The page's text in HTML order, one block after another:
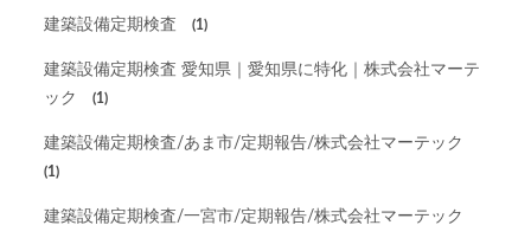
建築設備定期検査 (1)
建築設備定期検査 愛知県｜愛知県に特化｜株式会社マーテ
ック
(1)
建築設備定期検査/あま市/定期報告/株式会社マーテック
(1)
建築設備定期検査/一宮市/定期報告/株式会社マーテック